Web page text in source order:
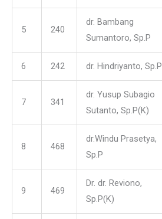
5 240
dr. Bambang
Sumantoro, Sp.P
6 242 dr. Hindriyanto, Sp.P
7 341
dr. Yusup Subagio
Sutanto, Sp.P(K)
8 468
dr.Windu Prasetya,
Sp.P
9 469
Dr. dr. Reviono,
Sp.P(K)